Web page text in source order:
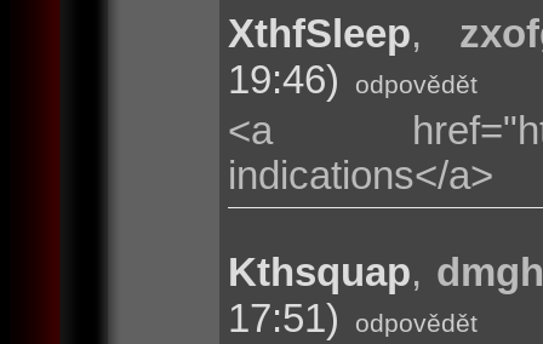
XthfSleep,
19:46)
odpovědět
<a
indications</a>
Kthsquap,
17:51)
odpovědět